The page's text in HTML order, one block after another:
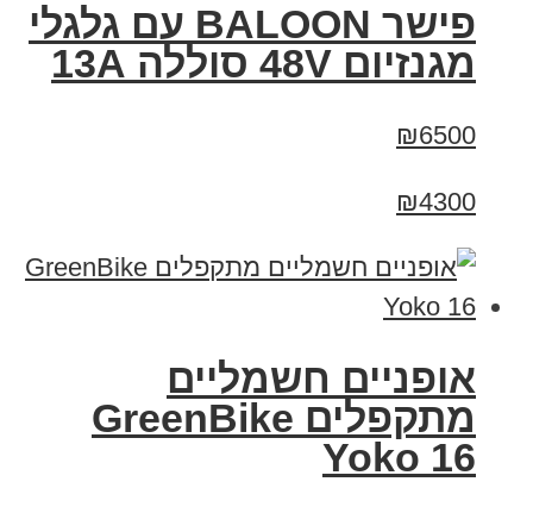
פישר BALOON עם גלגלי
מגנזיום 48V סוללה 13A
₪6500
₪4300
‏אופניים חשמליים
‏מתקפלים GreenBike
Yoko 16